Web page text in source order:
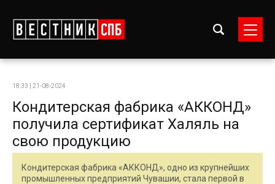
18:33 | 21-08-2024
Кондитерская фабрика «АККОНД»
получила сертификат Халяль на
свою продукцию
Кондитерская фабрика «АККОНД», одно из крупнейших
промышленных предприятий Чувашии, стала первой в